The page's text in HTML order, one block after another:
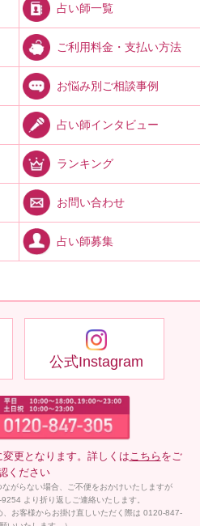
占い師一覧
ご利用料金・支払い方法
お悩み別ご相談事例
占い師インタビュー
ランキング
お問い合わせ
占い師募集
公式Instagram
更となります。詳しくは こちら をご
ください
がらない場合、ご不便をおかけいたしますが
より折り返しご連絡いたします。
お客様からお掛け直しいただく際は 0120-847-